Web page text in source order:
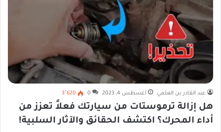
عبد القادر بن العلمي أغسطس 4, 2023 0 3٬620
هل إزالة ترموستات من سيارتك فعلاً تعزز من
أداء المحرك؟ اكتشف الحقائق والآثار السلبية!